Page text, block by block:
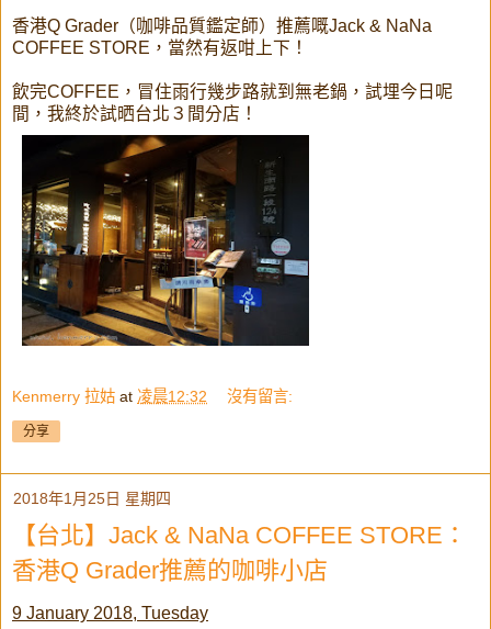
香港Q Grader（咖啡品質鑑定師）推薦嘅Jack & NaNa
COFFEE STORE，當然有返咁上下！
飲完COFFEE，冒住雨行幾步路就到無老鍋，試埋今日呢
間，我終於試晒台北３間分店！
Kenmerry 拉姑 at 凌晨12:32 沒有留言:
分享
2018年1月25日 星期四
【台北】Jack & NaNa COFFEE STORE：
香港Q Grader推薦的咖啡小店
9 January 2018, Tuesday